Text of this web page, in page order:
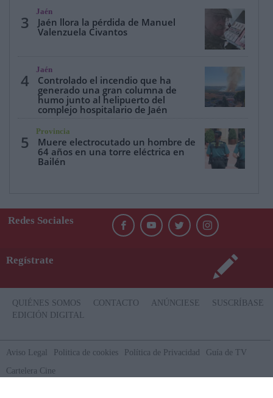
3
Jaén
Jaén llora la pérdida de Manuel
Valenzuela Civantos
4
Jaén
Controlado el incendio que ha
generado una gran columna de
humo junto al helipuerto del
complejo hospitalario de Jaén
5
Provincia
Muere electrocutado un hombre de
64 años en una torre eléctrica en
Bailén
Redes Sociales
Regístrate
QUIÉNES SOMOS CONTACTO ANÚNCIESE
SUSCRÍBASE
EDICIÓN DIGITAL
Aviso Legal Politica de cookies Política de Privacidad
Guía de TV
Cartelera Cine